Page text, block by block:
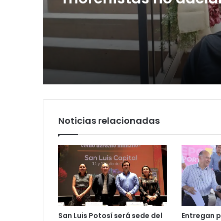
y denuncia guerra
rumbo a 2027
Noticias relacionadas
San Luis Potosí será sede del
Entregan